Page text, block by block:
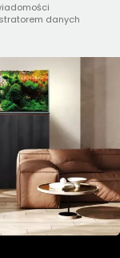
danych